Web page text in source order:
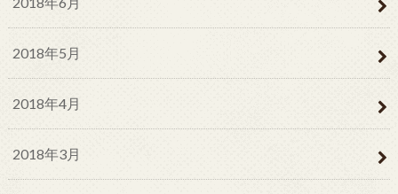
2018年5月
2018年4月
2018年3月